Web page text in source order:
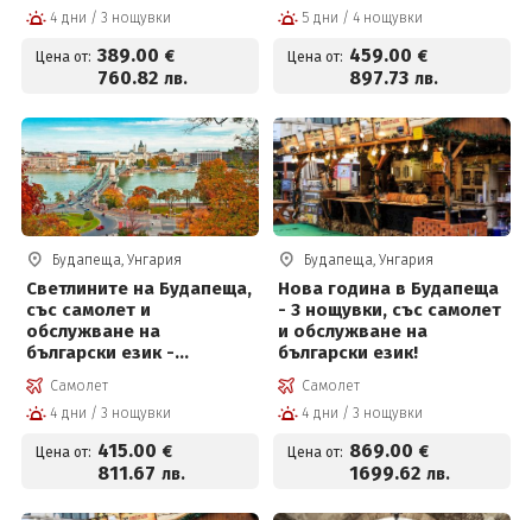
4 дни / 3 нощувки
Цена от: 389.00 €
760.82 лв.
5 дни / 4 нощувки
Цена от: 459.00 €
897.73 лв.
Будапеща, Унгария
Светлините на Будапеща,
със самолет и
обслужване на
български език -
отпътуване от Бургас!
Самолет
4 дни / 3 нощувки
Цена от: 415.00 €
811.67 лв.
Будапеща, Унгария
Нова година в Будапеща
- 3 нощувки, със самолет
и обслужване на
български език!
Самолет
4 дни / 3 нощувки
Цена от: 869.00 €
1699.62 лв.